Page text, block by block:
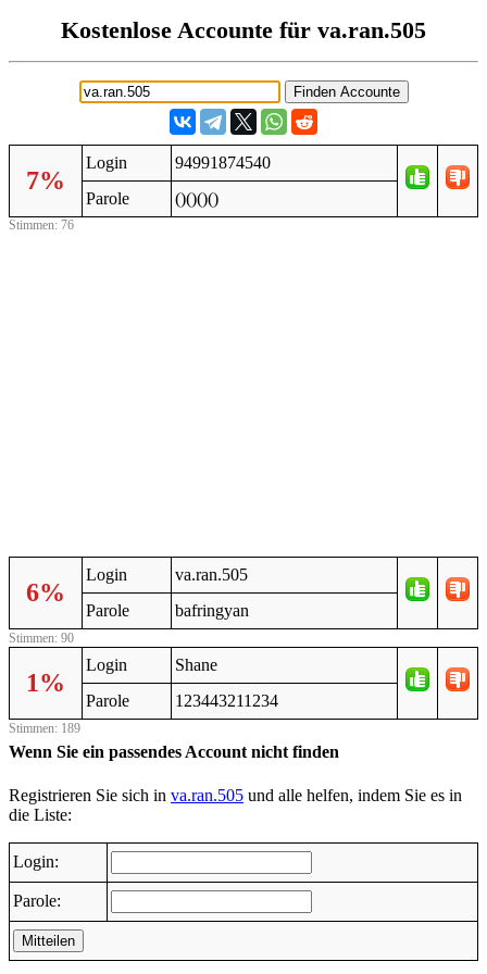
Kostenlose Accounte für va.ran.505
7%
Login
94991874540
Parole
()()()()
Stimmen: 76
6%
Login
va.ran.505
Parole
bafringyan
Stimmen: 90
1%
Login
Shane
Parole
123443211234
Stimmen: 189
Wenn Sie ein passendes Account nicht finden
Registrieren Sie sich in va.ran.505 und alle helfen, indem Sie es in
die Liste:
Login:
Parole:
Mitteilen